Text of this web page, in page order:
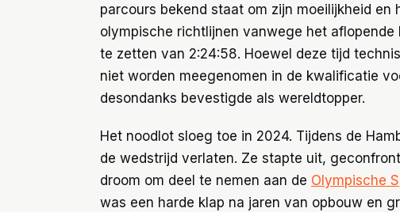
parcours bekend staat om zijn moeilijkheid
olympische richtlijnen vanwege het
te zetten van 2:24:58. Hoewel deze tijd
niet worden meegenomen in de kwalificatie
desondanks bevestigde als wereldtopper.
Het noodlot sloeg toe in 2024. Tijdens de
de wedstrijd verlaten. Ze stapte uit,
droom om deel te nemen aan de Olympische
was een harde klap na jaren van opbouw en